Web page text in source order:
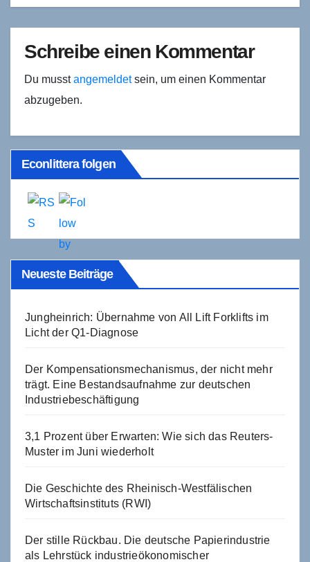
Schreibe einen Kommentar
Du musstangemeldetsein, um einen Kommentar
abzugeben.
Econlittera folgen
Neueste Beiträge
Jungheinrich: Übernahme von All Lift Forklifts im
Licht der Q1-Diagnose
Der Kompensationsmechanismus, der nicht mehr
trägt. Eine Bestandsaufnahme zur deutschen
Industriebeschäftigung
3,1 Prozent über Erwarten: Wie sich das Reuters-
Muster im Juni wiederholt
Die Geschichte des Rheinisch-Westfälischen
Wirtschaftsinstituts (RWI)
Der stille Rückbau. Die deutsche Papierindustrie
als Lehrstück industrieökonomischer